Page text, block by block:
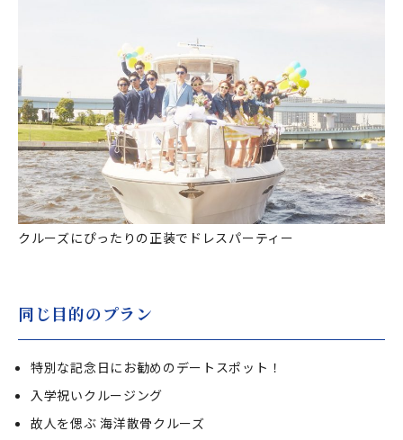
クルーズにぴったりの正装でドレスパーティー
同じ目的のプラン
特別な記念日にお勧めのデートスポット！
入学祝いクルージング
故人を偲ぶ 海洋散骨クルーズ